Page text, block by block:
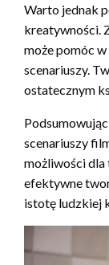
Warto jednak
kreatywności.
może pomóc
scenariuszy.
ostatecznym
scenariuszy
możliwości
efektywne
istotę ludzkiej